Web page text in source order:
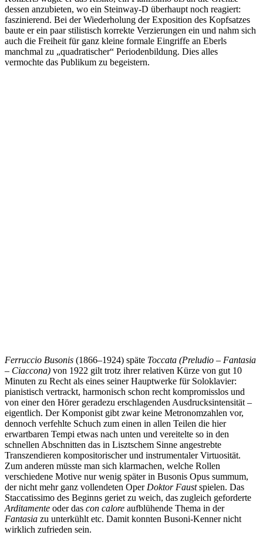
dessen anzubieten, wo ein Steinway-D überhaupt noch reagiert:
faszinierend. Bei der Wiederholung der Exposition des Kopfsatzes
baute er ein paar stilistisch korrekte Verzierungen ein und nahm sich
auch die Freiheit für ganz kleine formale Eingriffe an Eberls
manchmal zu „quadratischer“ Periodenbildung. Dies alles
vermochte das Publikum zu begeistern.
Ferruccio Busonis (1866–1924) späte Toccata (Preludio – Fantasia
– Ciaccona) von 1922 gilt trotz ihrer relativen Kürze von gut 10
Minuten zu Recht als eines seiner Hauptwerke für Soloklavier:
pianistisch vertrackt, harmonisch schon recht kompromisslos und
von einer den Hörer geradezu erschlagenden Ausdrucksintensität –
eigentlich. Der Komponist gibt zwar keine Metronomzahlen vor,
dennoch verfehlte Schuch zum einen in allen Teilen die hier
erwartbaren Tempi etwas nach unten und vereitelte so in den
schnellen Abschnitten das in Lisztschem Sinne angestrebte
Transzendieren kompositorischer und instrumentaler Virtuosität.
Zum anderen müsste man sich klarmachen, welche Rollen
verschiedene Motive nur wenig später in Busonis Opus summum,
der nicht mehr ganz vollendeten Oper Doktor Faustspielen. Das
Staccatissimo des Beginns geriet zu weich, das zugleich geforderte
Arditamente oder das con calore aufblühende Thema in der
Fantasia zu unterkühlt etc. Damit konnten Busoni-Kenner nicht
wirklich zufrieden sein.